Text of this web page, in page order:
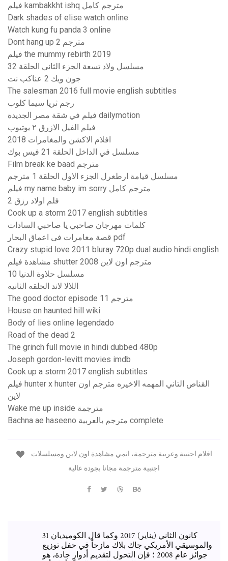
فيلم kambakkht ishq مترجم كامل
Dark shades of elise watch online
Watch kung fu panda 3 online
Dont hang up 2 مترجم
فيلم the mummy rebirth 2019
مسلسل ولاد تسعة الجزء الثاني الحلقة 32
جون ويك 2 عناكب نت
The salesman 2016 full movie english subtitles
رجم ثريا سيما كلوب
فيلم في شقة مصر الجديدة dailymotion
فيلم الفيل الازرق ٢ يوتيوب
افلام الاكشن والمغامرات 2018
مسلسل في الداخل الحلقة 21 فيس بوك
Film break ke baad مترجم
مسلسل قيامة ارطغرل الجزء الاول الحلقة 1 مترجم
فيلم my name baby im sorry مترجم كامل
فلم اولاد رزق 2
Cook up a storm 2017 english subtitles
كلمات مهرجان صاحبي يا صاحبي السادات
قصة مغامرات فى اعماق البحار pdf
Crazy stupid love 2011 bluray 720p dual audio hindi english
مشاهدة فيلم shutter 2008 مترجم اون لاين
مسلسل حلاوة الدنيا 10
اللالا لاند الحلقه الثانيه
The good doctor episode 11 مترجم
House on haunted hill wiki
Body of lies online legendado
Road of the dead 2
The grinch full movie in hindi dubbed 480p
Joseph gordon-levitt movies imdb
Cook up a storm 2017 english subtitles
فيلم hunter x hunter القناص التاني المهمه الاخيره مترجم اون
لاين
Wake me up inside مترجمة
Bachna ae haseeno مترجم بالعربية complete
اجنبية مترجمة مجانا بجودة عالية
31 كانون الثاني (يناير) 2017 وكما قال الكوميديان
والموسيقي الأمريكي جاك بلاك مازحاً في حفل توزيع
جوائز عام 2008 ؛ فإن التحول لتقديم أدوارٍ جادة، هو